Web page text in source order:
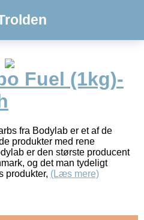
Fuel (1kg)-
fra Bodylab er et af de
produkter med rene
er den største producent
og det man tydeligt
produkter, (Læs mere)